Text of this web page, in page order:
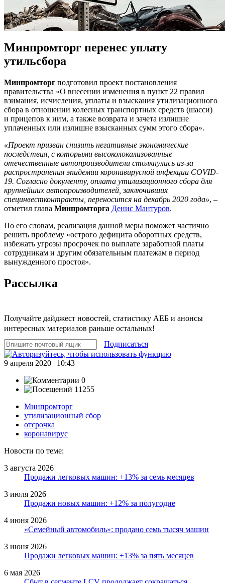
Минпромторг перенес уплату
утильсбора
Минпромторг подготовил проект постановления
правительства «О внесении изменения в пункт 22 правил
взимания, исчисления, уплаты и взыскания утилизационного
сбора в отношении колесных транспортных средств (шасси)
и прицепов к ним, а также возврата и зачета излишне
уплаченных или излишне взысканных сумм этого сбора».
«Проект призван снизить негативные экономические
последствия, с которыми высоколокализованные
отечественные автопроизводители столкнулись из-за
распространения эпидемии коронавирусной инфекции COVID-
19. Согласно документу, оплата утилизационного сбора для
крупнейших автопроизводителей, заключивших
специнвестконтракты, переносится на декабрь 2020 года», –
отметил глава Минпромторга Денис Мантуров.
По его словам, реализация данной меры поможет частично
решить проблему «острого дефицита оборотных средств,
избежать угрозы просрочек по выплате заработной платы
сотрудникам и другим обязательным платежам в период
вынужденного простоя».
Рассылка
Получайте дайджест новостей, статистику АЕБ и анонсы
интересных материалов раньше остальных!
Подписаться
9 апреля 2020 | 10:43
0
11255
Минпромторг
утилизационный сбор
отсрочка
коронавирус
Новости по теме:
3 августа 2026
Продажи легковых машин: +13% за семь месяцев
3 июля 2026
Продажи новых машин: +12% за полугодие
4 июня 2026
«Семейный автомобиль»: продано семь тысяч машин
3 июня 2026
Продажи легковых машин: +13% за пять месяцев
6 мая 2026